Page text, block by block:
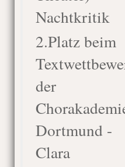
Nachtkritik
2.Platz beim
der
Dortmund -
Clara